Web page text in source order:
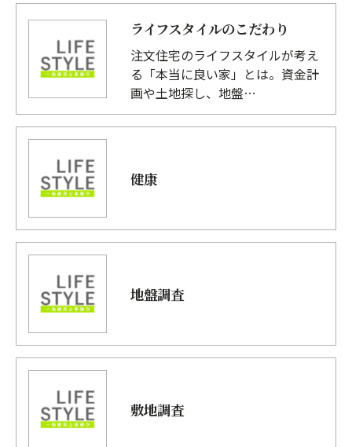
ライフスタイルのこだわり
注文住宅のライフスタイルが考え
る「本当に良い家」とは。資金計
画や土地探し、地盤…
健康
地盤調査
敷地調査